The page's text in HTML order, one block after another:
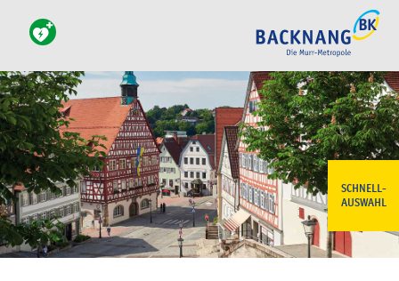
SCHNELL-
AUSWAHL